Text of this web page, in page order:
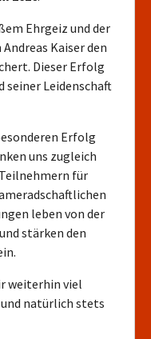
Ehrgeiz und der
Kaiser den
Dieser Erfolg
seiner Leidenschaft
Erfolg
uns zugleich
für
leben von der
stärken den
weiterhin viel
natürlich stets